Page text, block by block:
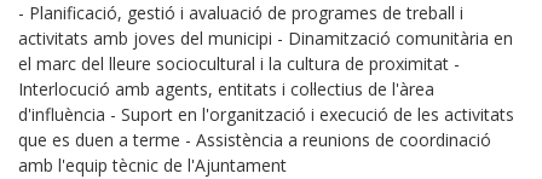
- Planificació, gestió i avaluació de programes de treball i
activitats amb joves del municipi - Dinamització comunitària en
el marc del lleure sociocultural i la cultura de proximitat -
Interlocució amb agents, entitats i col·lectius de l'àrea
d'influència - Suport en l'organització i execució de les activitats
que es duen a terme - Assistència a reunions de coordinació
amb l'equip tècnic de l'Ajuntament